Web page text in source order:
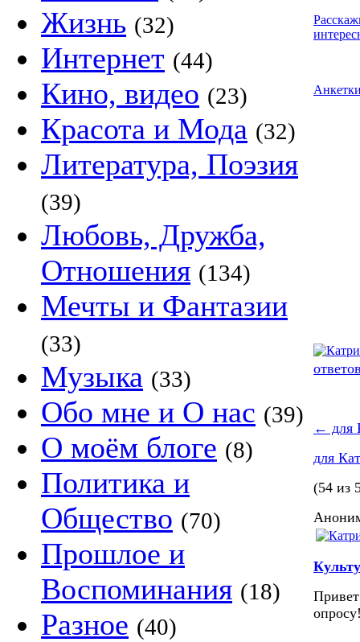
Жизнь (32)
Интернет (44)
Кино, видео (23)
Красота и Мода (32)
Литература, Поэзия
(39)
Любовь, Дружба,
Отношения (134)
Мечты и Фантазии
(33)
Музыка (33)
Обо мне и О нас (39)
О моём блоге (8)
Политика и
Общество (70)
Прошлое и
Воспоминания (18)
Разное (40)
← для
для
(54 из